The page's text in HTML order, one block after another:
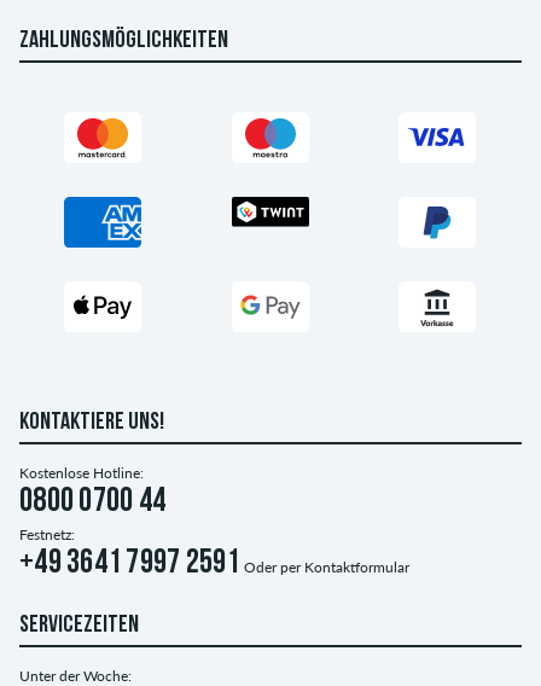
ZAHLUNGSMÖGLICHKEITEN
KONTAKTIERE UNS!
Kostenlose Hotline:
0800 0700 44
Festnetz:
+49 3641 7997 2591 Oder per Kontaktformular
SERVICEZEITEN
Unter der Woche: